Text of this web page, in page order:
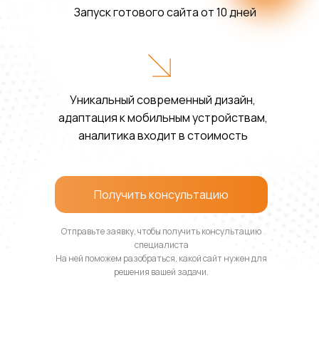
Получить консультацию
Уникальный современный дизайн,
адаптация к мобильным устройствам,
аналитика входит в стоимость
Запуск готового сайта от 10 дней
Отправьте заявку, чтобы получить консультацию
специалиста
На ней поможем разобраться, какой сайт нужен для
решения вашей задачи.